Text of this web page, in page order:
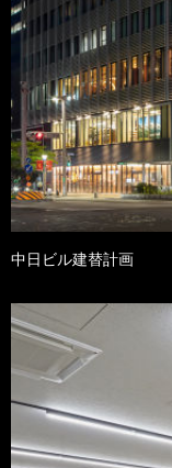
中日ビル建替計画